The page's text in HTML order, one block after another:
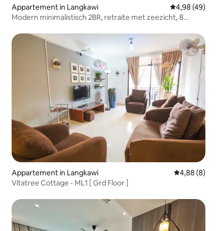
Appartement in Langkawi Gemiddelde
4,98 (49)
Modern minimalistisch 2BR, retraite met zeezicht, 8
Appartement in Langkawi Gemiddelde
4,88 (8)
Vitatree Cottage - ML1 [ Grd Floor ]